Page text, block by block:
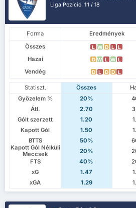
Liga Pozíció.11 / 18
Forma Eredmények
Összes
L W D L L
Hazai D W L W L
Vendég D L D D L
Statiszt. Összes
Győzelem %
20%
Átl.
2.70
Gólt szerzett
1.20
Kapott Gól
1.50
BTTS
50%
Kapott Gól Nélküli
Meccsek
20%
FTS
40%
xG
1.47
xGA
1.29